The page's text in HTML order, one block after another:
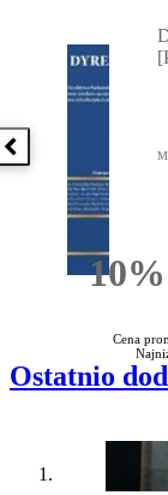
Poprzednia książka
10%
Cena
Ostatnio